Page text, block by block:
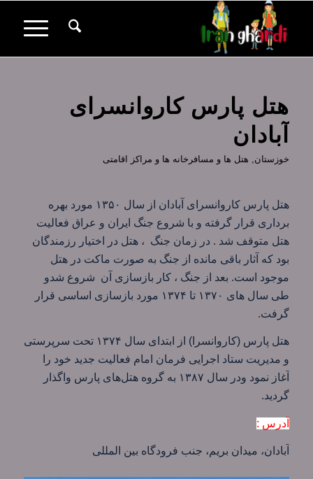
هتل پارس کاروانسرای
آبادان
خوزستان, هتل ها و مسافرخانه ها و مراکز اقامتی
هتل پارس کاروانسرای آبادان از سال ۱۳۵۰ مورد بهره
برداری قرار گرفته و با شروع جنگ ایران و عراق فعالیت
هتل متوقف شد . در زمان جنگ ، هتل در اختیار رزمندگان
بود که آثار باقی مانده از جنگ به صورت ماکت در هتل
موجود است. بعد از جنگ ، کار بازسازی آن شروع شدو
طی سال های ۱۳۷۰ تا ۱۳۷۴ مورد بازسازی اساسی قرار
گرفت.
هتل پارس (کاروانسرا) از ابتدای سال ۱۳۷۴ تحت سرپرستی
و مدیریت ستاد اجرایی فرمان امام فعالیت جدید خود را
آغاز نمود ودر سال ۱۳۸۷ به گروه هتل‌های پارس واگذار
گردید.
آدرس :
آبادان، میدان بریم، جنب فرودگاه بین المللی